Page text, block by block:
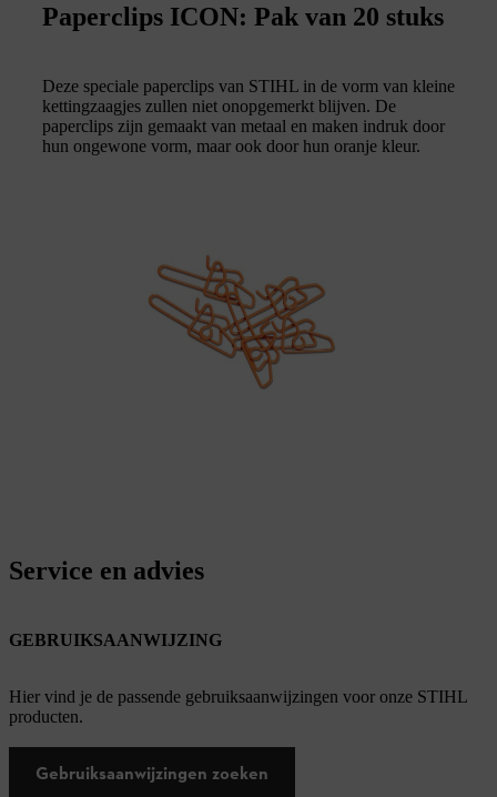
Paperclips ICON: Pak van 20 stuks
Deze speciale paperclips van STIHL in de vorm van kleine
kettingzaagjes zullen niet onopgemerkt blijven. De
paperclips zijn gemaakt van metaal en maken indruk door
hun ongewone vorm, maar ook door hun oranje kleur.
Service en advies
GEBRUIKSAANWIJZING
Hier vind je de passende gebruiksaanwijzingen voor onze STIHL
producten.
Gebruiksaanwijzingen zoeken